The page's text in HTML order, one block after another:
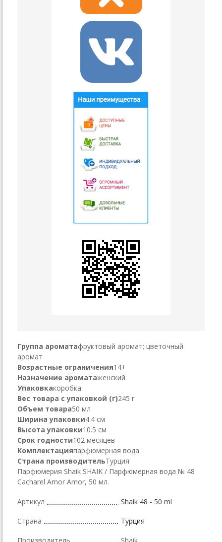
Группа ароматафруктовый аромат; цветочный
аромат
Возрастные ограничения14+
Назначение ароматаженский
Упаковкакоробка
Вес товара с упаковкой (г)245 г
Объем товара50 мл
Ширина упаковки4.4 см
Высота упаковки10.5 см
Срок годности102 месяцев
Комплектацияпарфюмерная вода
Страна производительТурция
Парфюмерия Shaik SHAIK / Парфюмерная вода № 48
Cacharel Amor Amor, 50 мл.
Артикул Shaik 48 - 50 ml
Страна Турция
Производитель Shaik